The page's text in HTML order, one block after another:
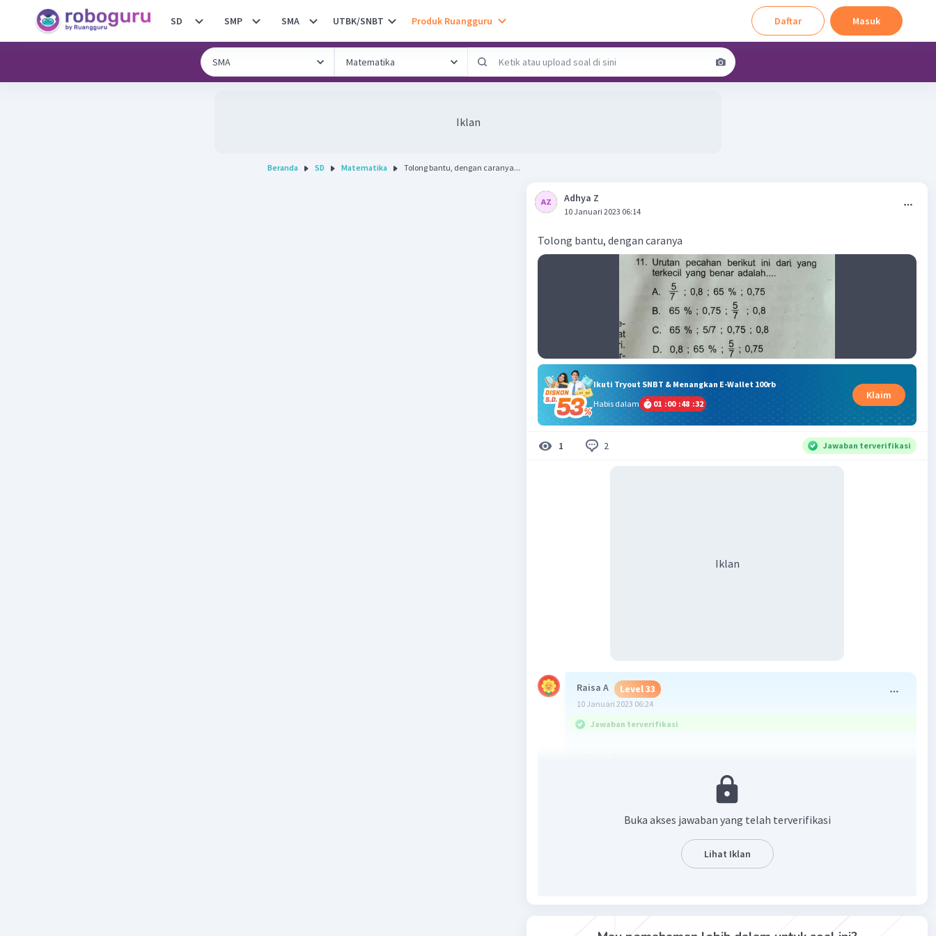
SD SMP SMA UTBK/SNBT Produk Ruangguru Daftar Masuk
Iklan
Beranda SD Matematika Tolong bantu, dengan caranya...
Adhya Z
10 Januari 2023 06:14
Tolong bantu, dengan caranya
Ikuti Tryout SNBT & Menangkan E-Wallet 100rb
Habis dalam
01 :00 :48 :31
Klaim
1 2 Jawaban terverifikasi
Iklan
Raisa A Level 33
10 Januari 2023 06:24
Jawaban terverifikasi
jadi urutan yg benar dari yg terkecil adalah
Balas
Jawaban terverifikasi
Buka akses jawaban yang telah terverifikasi
Lihat Iklan